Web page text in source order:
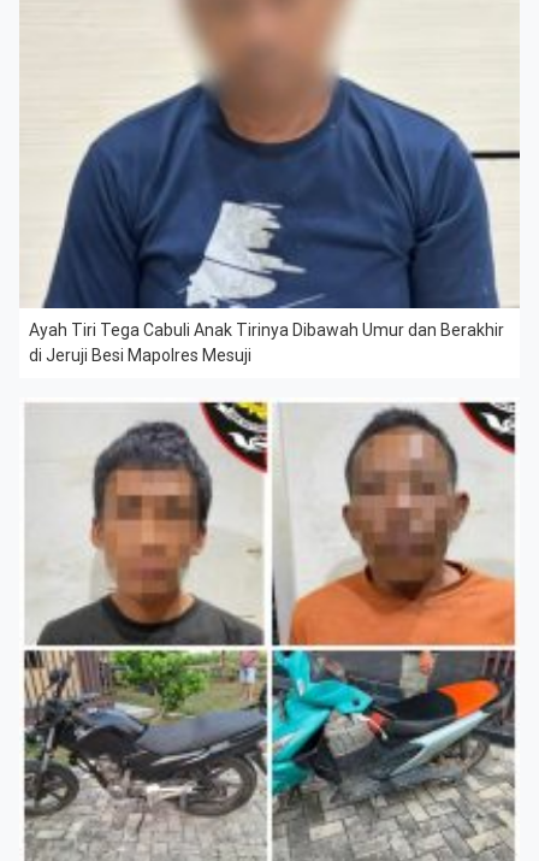
Ayah Tiri Tega Cabuli Anak Tirinya Dibawah Umur dan Berakhir
di Jeruji Besi Mapolres Mesuji